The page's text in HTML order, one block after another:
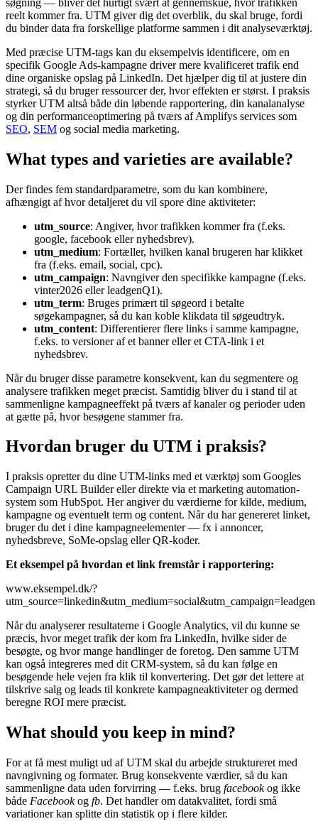
reelt kommer fra. UTM giver dig det overblik, du skal bruge, fordi
du binder data fra forskellige platforme sammen i dit analyseværktøj.
Med præcise UTM-tags kan du eksempelvis identificere, om en
specifik Google Ads-kampagne driver mere kvalificeret trafik end
dine organiske opslag på LinkedIn. Det hjælper dig til at justere din
strategi, så du bruger ressourcer der, hvor effekten er størst. I praksis
styrker UTM altså både din løbende rapportering, din kanalanalyse
og din performanceoptimering på tværs af Amplifys services som
SEO, SEM og social media marketing.
What types and varieties are available?
Der findes fem standardparametre, som du kan kombinere,
afhængigt af hvor detaljeret du vil spore dine aktiviteter:
utm_source: Angiver, hvor trafikken kommer fra (f.eks.
google, facebook eller nyhedsbrev).
utm_medium: Fortæller, hvilken kanal brugeren har klikket
fra (f.eks. email, social, cpc).
utm_campaign: Navngiver den specifikke kampagne (f.eks.
vinter2026 eller leadgenQ1).
utm_term: Bruges primært til søgeord i betalte
søgekampagner, så du kan koble klikdata til søgeudtryk.
utm_content: Differentierer flere links i samme kampagne,
f.eks. to versioner af et banner eller et CTA-link i et
nyhedsbrev.
Når du bruger disse parametre konsekvent, kan du segmentere og
analysere trafikken meget præcist. Samtidig bliver du i stand til at
sammenligne kampagneeffekt på tværs af kanaler og perioder uden
at gætte på, hvor besøgene stammer fra.
Hvordan bruger du UTM i praksis?
I praksis opretter du dine UTM-links med et værktøj som Googles
Campaign URL Builder eller direkte via et marketing automation-
system som HubSpot. Her angiver du værdierne for kilde, medium,
kampagne og eventuelt term og content. Når du har genereret linket,
bruger du det i dine kampagneelementer — fx i annoncer,
nyhedsbreve, SoMe-opslag eller QR-koder.
Et eksempel på hvordan et link fremstår i rapportering:
www.eksempel.dk/?
utm_source=linkedin&utm_medium=social&utm_campaign=leadgen
Når du analyserer resultaterne i Google Analytics, vil du kunne se
præcis, hvor meget trafik der kom fra LinkedIn, hvilke sider de
besøgte, og hvor mange handlinger de foretog. Den samme UTM
kan også integreres med dit CRM-system, så du kan følge en
besøgende hele vejen fra klik til konvertering. Det gør det lettere at
tilskrive salg og leads til konkrete kampagneaktiviteter og dermed
beregne ROI mere præcist.
What should you keep in mind?
For at få mest muligt ud af UTM skal du arbejde struktureret med
navngivning og formater. Brug konsekvente værdier, så du kan
sammenligne data uden forvirring — f.eks. brug facebookog ikke
både Facebookog fb. Det handler om datakvalitet, fordi små
variationer kan splitte din statistik op i flere kilder.